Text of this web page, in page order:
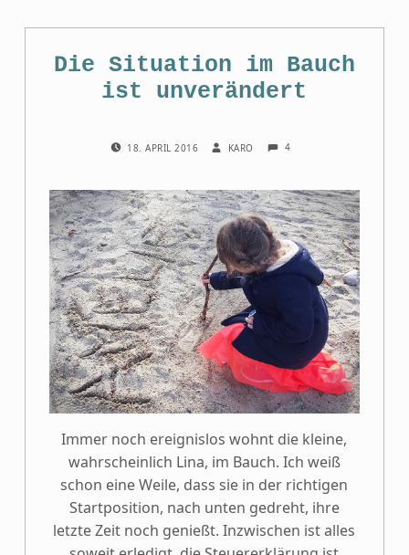
Die Situation im Bauch
ist unverändert
18. APRIL 2016 KARO 4
Immer noch ereignislos wohnt die kleine,
wahrscheinlich Lina, im Bauch. Ich weiß
schon eine Weile, dass sie in der richtigen
Startposition, nach unten gedreht, ihre
letzte Zeit noch genießt. Inzwischen ist alles